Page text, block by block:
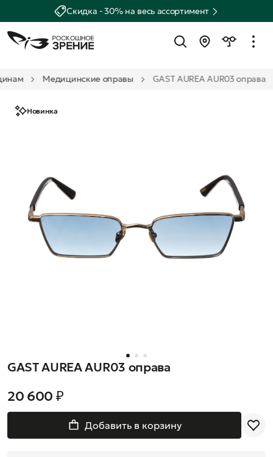
Скидка - 30% на весь ассортимент
Медицинские оправы GAST AUREA AUR03 оправа
Новинка
GAST AUREA AUR03 оправа
20 600 ₽
Добавить в корзину